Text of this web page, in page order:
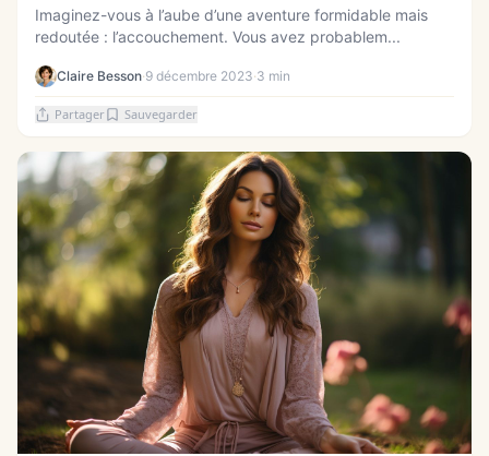
Imaginez-vous à l’aube d’une aventure formidable mais
redoutée : l’accouchement. Vous avez probablem...
Claire Besson·9 décembre 2023·3 min
Partager Sauvegarder